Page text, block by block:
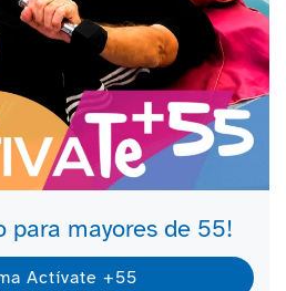
para mayores de 55!
Actívate +55